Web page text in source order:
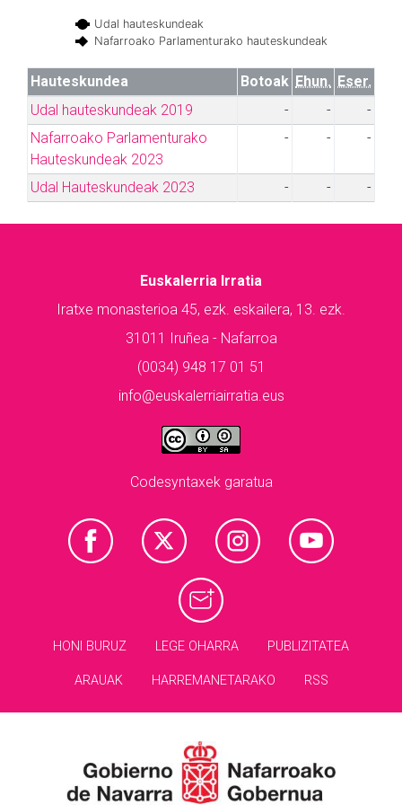
Udal hauteskundeak
Nafarroako Parlamenturako hauteskundeak
Hauteskundea Botoak Ehun. Eser.
Udal hauteskundeak 2019
- -
-
Nafarroako Parlamenturako
Hauteskundeak 2023
- - -
Udal Hauteskundeak 2023 - - -
Euskalerria Irratia
Iratxe monasterioa 45, ezk. eskailera, 13. ezk.
31011 Iruñea - Nafarroa
(0034) 948 17 01 51
info@euskalerriairratia.eus
Codesyntaxek garatua
HONI BURUZ LEGE OHARRA PUBLIZITATEA
ARAUAK HARREMANETARAKO RSS